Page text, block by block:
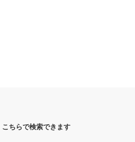
こちらで検索できます